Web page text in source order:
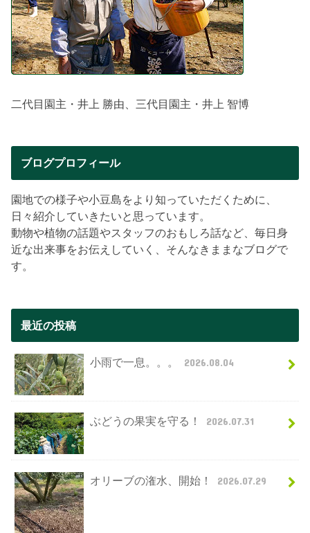
二代目園主・井上 勝由、三代目園主・井上 智博
ブログプロフィール
園地での様子や小豆島をより知っていただくために、
日々紹介していきたいと思っています。
動物や植物の話題やスタッフのおもしろ話など、毎日身
近な出来事をお伝えしていく、そんなきままなブログで
す。
最近の投稿
小雨で一息。。。 2026.08.04
ぶどうの果実を守る！ 2026.07.31
オリーブの潅水、開始！ 2026.07.29